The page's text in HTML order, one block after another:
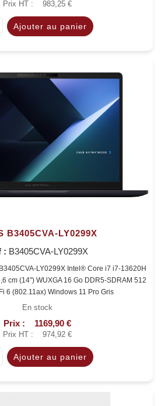
Prix HT : 983,25 €
B3405CVA-LY0299X
: B3405CVA-LY0299X
LY0299X Intel® Core i7 i7-13620H
cm (14") WUXGA 16 Go DDR5-SDRAM 512
6 (802.11ax) Windows 11 Pro Gris
En stock
Prix : 1169,90 €
Prix HT : 974,92 €